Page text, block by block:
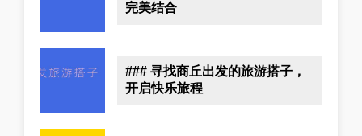
完美结合
### 寻找商丘出发的旅游搭子，
开启快乐旅程